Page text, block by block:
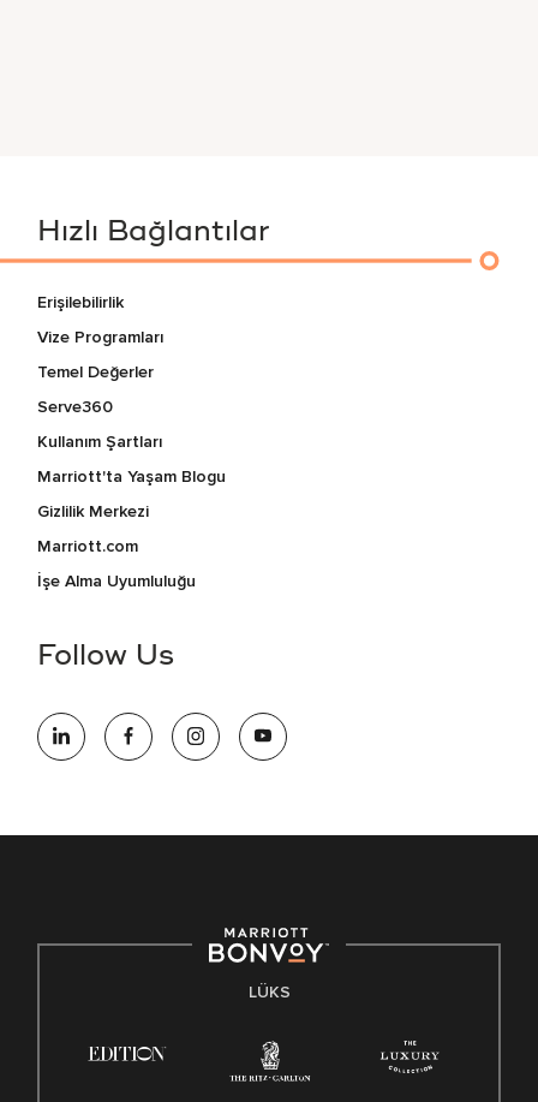
Hızlı Bağlantılar
Erişilebilirlik
Vize Programları
Temel Değerler
Serve360
Kullanım Şartları
Marriott'ta Yaşam Blogu
Gizlilik Merkezi
Marriott.com
İşe Alma Uyumluluğu
Follow Us
LÜKS